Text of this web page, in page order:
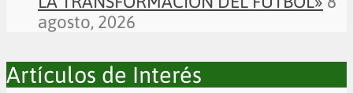
agosto, 2026
Artículos de Interés